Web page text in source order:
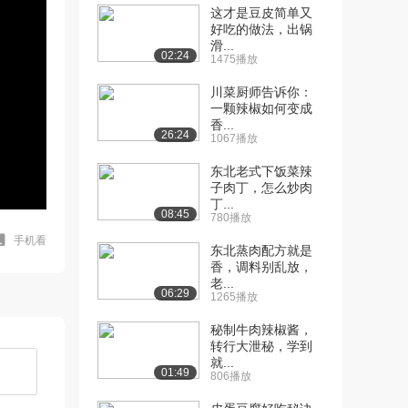
手机看
02:24
这才是豆皮简单又
好吃的做法，出锅
滑...
1475播放
26:24
川菜厨师告诉你：
一颗辣椒如何变成
香...
1067播放
08:45
东北老式下饭菜辣
子肉丁，怎么炒肉
丁...
780播放
06:29
东北蒸肉配方就是
香，调料别乱放，
老...
1265播放
01:49
秘制牛肉辣椒酱，
转行大泄秘，学到
就...
806播放